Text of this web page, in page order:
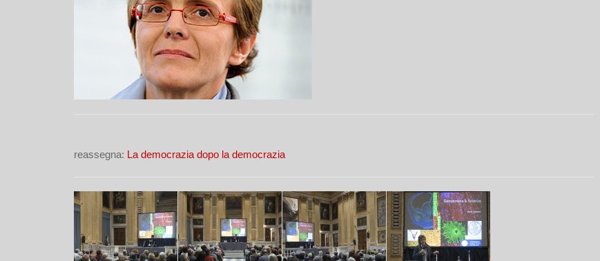
reassegna: La democrazia dopo la democrazia